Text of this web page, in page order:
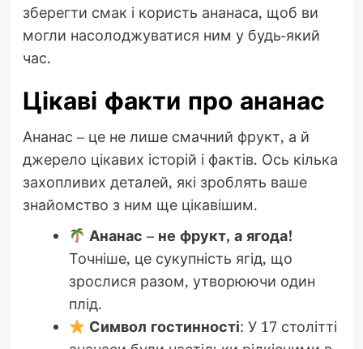
зберегти смак і користь ананаса, щоб ви
могли насолоджуватися ним у будь-який
час.
Цікаві факти про ананас
Ананас – це не лише смачний фрукт, а й
джерело цікавих історій і фактів. Ось кілька
захопливих деталей, які зроблять ваше
знайомство з ним ще цікавішим.
Ананас – не фрукт, а ягода!
Точніше, це сукупність ягід, що
зрослися разом, утворюючи один
плід.
Символ гостинності: У 17 столітті